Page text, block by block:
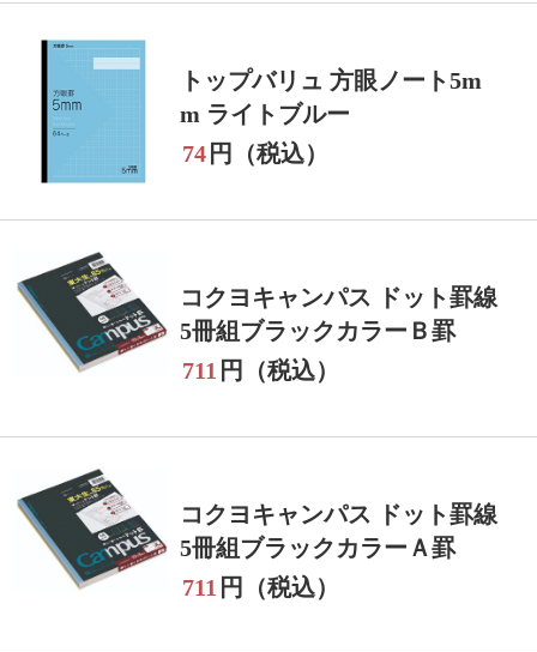
トップバリュ 方眼ノート5m
m ライトブルー
74 円（税込）
コクヨキャンパス ドット罫線
5冊組ブラックカラーＢ罫
711 円（税込）
コクヨキャンパス ドット罫線
5冊組ブラックカラーＡ罫
711 円（税込）